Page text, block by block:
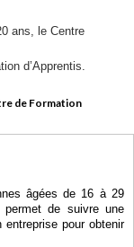
ans, le Centre
d’Apprentis.
de Formation
âgées de 16 à 29
de suivre une
pour obtenir